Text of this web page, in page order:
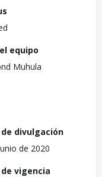
equipo
Muhula
de divulgación
de 2020
de vigencia